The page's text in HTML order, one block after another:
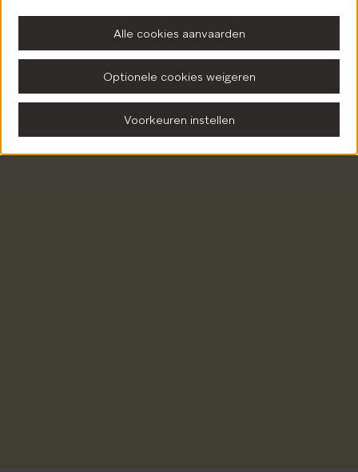
Alle cookies aanvaarden
Optionele cookies weigeren
Voorkeuren instellen